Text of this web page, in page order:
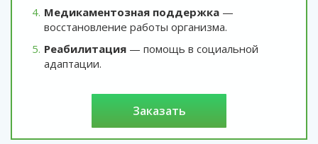
Медикаментозная поддержка —
восстановление работы организма.
Реабилитация — помощь в социальной
адаптации.
заказать